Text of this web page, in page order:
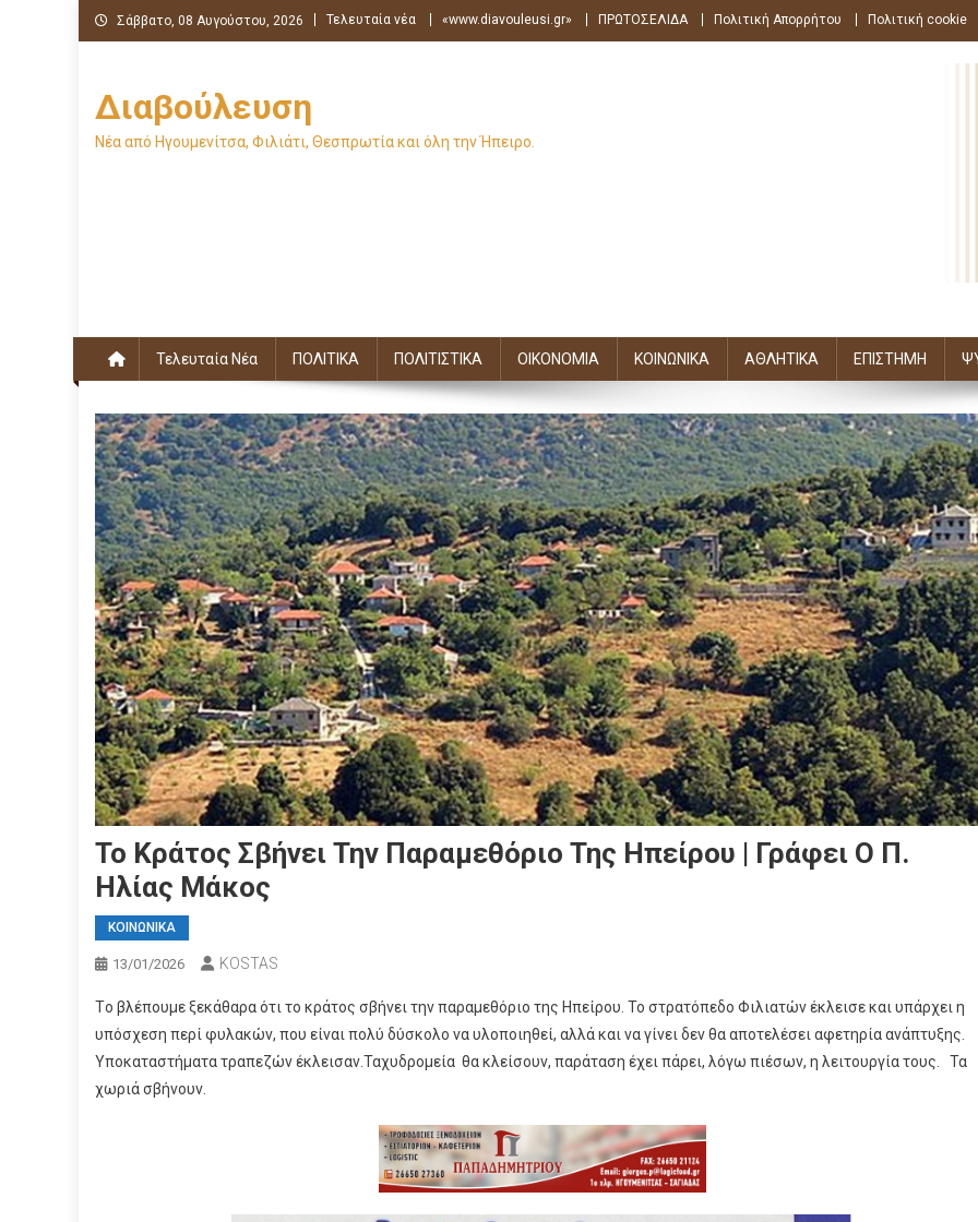
Μεταπηδήστε
στο
Σάββατο, 08 Αυγούστου, 2026 Τελευταία νέα «www.diavouleusi.gr» ΠΡΩΤΟΣΕΛΙΔΑ Πολιτική Απορρήτου Πολιτική cookie
Διαβούλευση
Νέα από Ηγουμενίτσα, Φιλιάτι, Θεσπρωτία και όλη την Ήπειρο.
Τελευταία Νέα ΠΟΛΙΤΙΚΑ ΠΟΛΙΤΙΣΤΙΚΑ ΟΙΚΟΝΟΜΙΑ ΚΟΙΝΩΝΙΚΑ ΑΘΛΗΤΙΚΑ ΕΠΙΣΤΗΜΗ
Το Κράτος Σβήνει Την Παραμεθόριο Της Ηπείρου | Γράφει Ο Π.
Ηλίας Μάκος
ΚΟΙΝΩΝΙΚΑ
13/01/2026 KOSTAS
Tο βλέπουμε ξεκάθαρα ότι το κράτος σβήνει την παραμεθόριο της Ηπείρου. Το στρατόπεδο Φιλιατών έκλεισε και υπάρχει η
υπόσχεση περί φυλακών, που είναι πολύ δύσκολο να υλοποιηθεί, αλλά και να γίνει δεν θα αποτελέσει αφετηρία ανάπτυξης.
Υποκαταστήματα τραπεζών έκλεισαν.Ταχυδρομεία θα κλείσουν, παράταση έχει πάρει, λόγω πιέσων, η λειτουργία τους. Τα
χωριά σβήνουν.